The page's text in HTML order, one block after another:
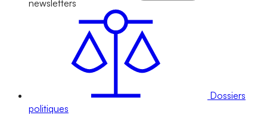
newsletters
Dossiers
politiques